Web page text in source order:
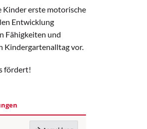
Kinder erste motorische
Entwicklung
Fähigkeiten und
Kindergartenalltag vor.
fördert!